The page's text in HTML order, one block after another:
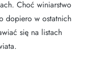
Choć winiarstwo
dopiero w ostatnich
się na listach